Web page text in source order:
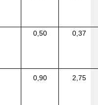
0,50 0,37
0,90 2,75